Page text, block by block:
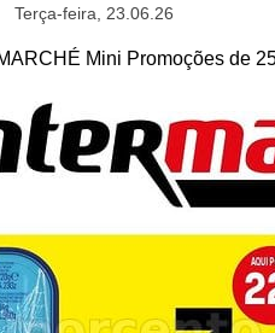
Terça-feira, 23.06.26
Mini Promoções de